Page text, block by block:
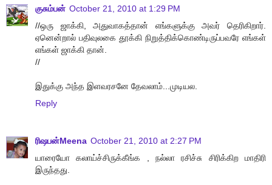
குசும்பன் October 21, 2010 at 1:29 PM
//ஒரு ஜாக்கி, அதுவாகத்தான் எங்களுக்கு அவர் தெரிகிறார்.
ஏனென்றால் பதிவுலகை தூக்கி நிறுத்திக்கொண்டிருப்பவரே எங்கள்
எங்கள் ஜாக்கி தான்.
//
இதுக்கு அந்த இளவரசனே தேவலாம்...முடியல.
Reply
ரிஷபன்Meena October 21, 2010 at 2:27 PM
யாரையோ கலாய்ச்சிருக்கீங்க , நல்லா ரசிச்சு சிரிக்கிற மாதிரி
இருந்தது.